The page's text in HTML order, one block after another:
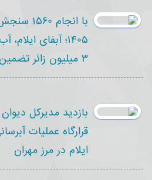
با انجام ۱۵۶۰ سنجش کیفی
۱۴۰۵؛ آبفای ایلام، آب سالم را
۱۳ مرداد
بازدید مدیرکل دیوان محاسبات
قرارگاه عملیات آبرسانی آب و
ایلام در مرز مهران